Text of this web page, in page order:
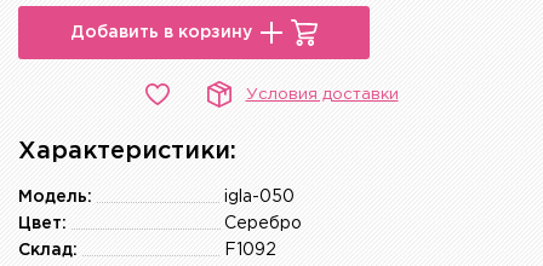
Добавить в корзину
Условия доставки
Характеристики:
igla-050
Модель:
Серебро
Цвет:
F1092
Склад: